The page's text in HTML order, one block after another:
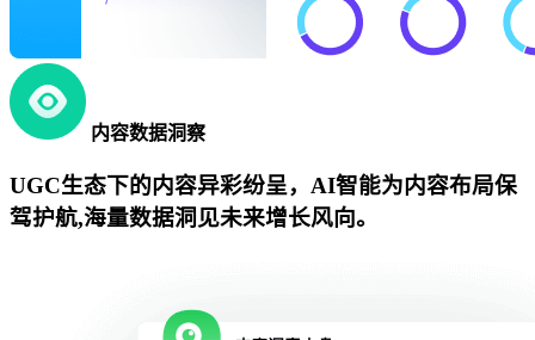
内容数据洞察
UGC生态下的内容异彩纷呈，AI智能为内容布局保
驾护航,海量数据洞见未来增长风向。